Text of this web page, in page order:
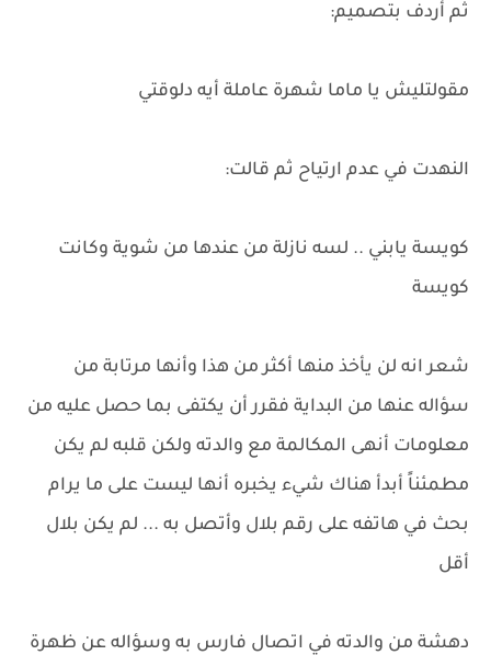
ثم أردف بتصميم:
مقولتليش يا ماما شهرة عاملة أيه دلوقتي
النهدت في عدم ارتياح ثم قالت:
كويسة يابني .. لسه نازلة من عندها من شوية وكانت
كويسة
شعر انه لن يأخذ منها أكثر من هذا وأنها مرتابة من
سؤاله عنها من البداية فقرر أن يكتفى بما حصل عليه من
معلومات أنهى المكالمة مع والدته ولكن قلبه لم يكن
مطمئناً أبدأ هناك شيء يخبره أنها ليست على ما يرام
بحث في هاتفه على رقم بلال وأتصل به ... لم يكن بلال
أقل
دهشة من والدته في اتصال فارس به وسؤاله عن ظهرة